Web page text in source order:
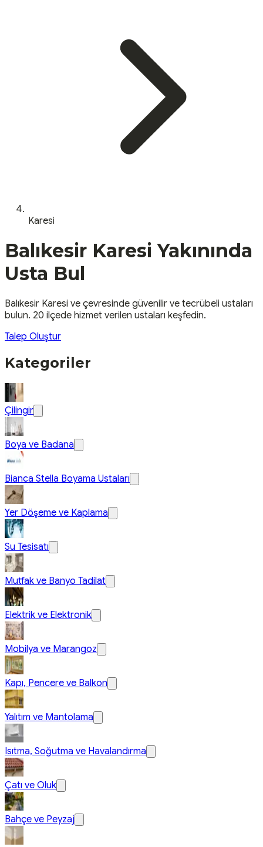
Karesi
Balıkesir Karesi Yakınında
Usta Bul
Balıkesir Karesi ve çevresinde güvenilir ve tecrübeli ustaları
bulun. 20 ilçede hizmet verilen ustaları keşfedin.
Talep Oluştur
Kategoriler
Çilingir
Boya ve Badana
Bianca Stella Boyama Ustaları
Yer Döşeme ve Kaplama
Su Tesisatı
Mutfak ve Banyo Tadilat
Elektrik ve Elektronik
Mobilya ve Marangoz
Kapı, Pencere ve Balkon
Yalıtım ve Mantolama
Isıtma, Soğutma ve Havalandırma
Çatı ve Oluk
Bahçe ve Peyzaj